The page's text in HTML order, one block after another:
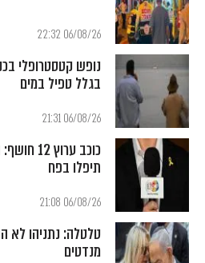
06/08/26 22:32
נופש קטסטרופלי
בגלל טפיל במים
06/08/26 21:31
כוכב
תיפלו בפח
06/08/26 21:08
טלטלה: נתניהו לא
מנדטים